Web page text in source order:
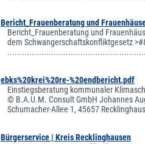
Bericht_Frauenberatung und
Bericht_Frauenberatung und
dem Schwangerschaftskonfliktgesetz
ebks%20krei%20re-%20endbericht.pdf
Einstiegsberatung kommunaler
© B.A.U.M. Consult GmbH Johannes
Schumacher-Allee 1, 45657
Bürgerservice | Kreis Recklinghausen